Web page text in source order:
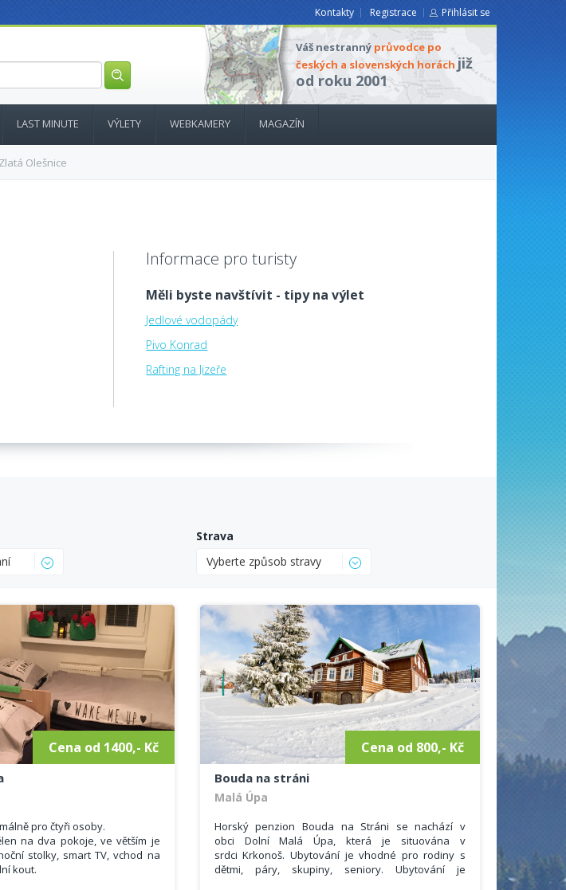
Kontakty Registrace Přihlásit se
Váš nestranný průvodce po
českých a slovenských horách již
od roku 2001
LAST MINUTE VÝLETY WEBKAMERY MAGAZÍN
Zlatá Olešnice
Informace pro turisty
Měli byste navštívit - tipy na výlet
Jedlové vodopády
Pivo Konrad
Rafting na Jizeře
Strava
Vyberte způsob stravy
Cena od 1400,- Kč
pro čtyři osoby.
na dva pokoje, ve větším je
stolky, smart TV, vchod na
kout.
Cena od 800,- Kč
Bouda na stráni
Malá Úpa
Horský penzion Bouda na Stráni se nachází v
obci Dolní Malá Úpa, která je situována v
srdci Krkonoš. Ubytování je vhodné pro rodiny s
dětmi, páry, skupiny, seniory. Ubytování je